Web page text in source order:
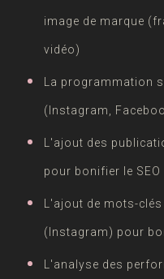
image de marque
vidéo)
La programmation
(Instagram,
L'ajout des
pour bonifier le SEO
L'ajout de mots-
(Instagram) pour
L'analyse des